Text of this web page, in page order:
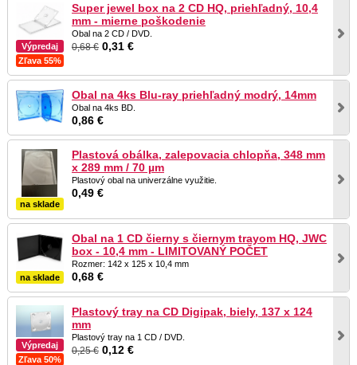
Výpredaj
Zľava 55%
Super jewel box na 2 CD HQ, priehľadný, 10,4
mm - mierne poškodenie
Obal na 2 CD / DVD.
0,68 €0,31 €
Obal na 4ks Blu-ray priehľadný modrý, 14mm
Obal na 4ks BD.
0,86 €
na sklade
Plastová obálka, zalepovacia chlopňa, 348 mm
x 289 mm / 70 µm
Plastový obal na univerzálne využitie.
0,49 €
na sklade
Obal na 1 CD čierny s čiernym trayom HQ, JWC
box - 10,4 mm - LIMITOVANÝ POČET
Rozmer: 142 x 125 x 10,4 mm
0,68 €
Výpredaj
Zľava 50%
Plastový tray na CD Digipak, biely, 137 x 124
mm
Plastový tray na 1 CD / DVD.
0,25 €0,12 €